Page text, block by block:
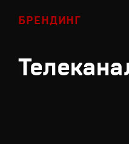
БРЕНДИНГ